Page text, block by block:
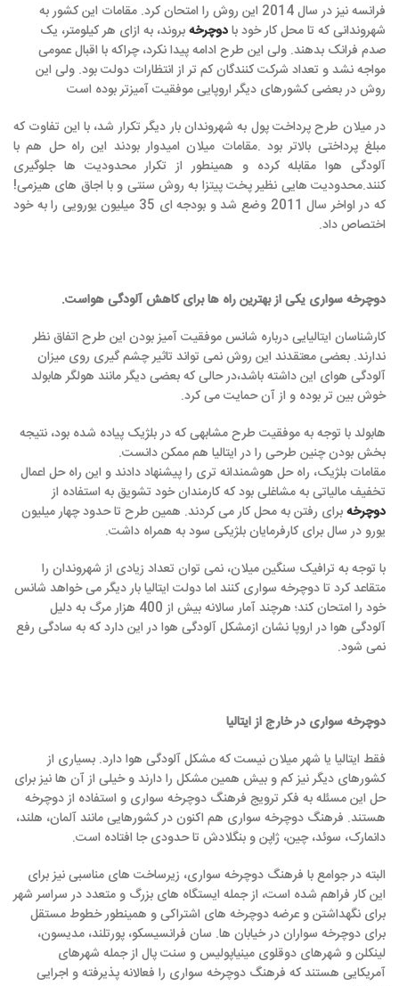
فرانسه نیز در سال 2014 این روش را امتحان کرد. مقامات این کشور به
شهروندانی که تا محل کار خود بادوچرخهبروند، به ازای هر کیلومتر، یک
صدم فرانک بدهند. ولی این طرح ادامه پیدا نکرد، چراکه با اقبال عمومی
مواجه نشد و تعداد شرکت کنندگان کم تر از انتظارات دولت بود. ولی این
روش در بعضی کشورهای دیگر اروپایی موفقیت آمیزتر بوده است
در میلان طرح پرداخت پول به شهروندان بار دیگر تکرار شد، با این تفاوت که
مبلغ پرداختی بالاتر بود .مقامات میلان امیدوار بودند این راه حل هم با
آلودگی هوا مقابله کرده و همینطور از تکرار محدودیت ها جلوگیری
کنند.محدودیت هایی نظیر پخت پیتزا به روش سنتی و با اجاق های هیزمی!
که در اواخر سال 2011 وضع شد و بودجه ای 35 میلیون یورویی را به خود
اختصاص داد.
دوچرخه سواری یکی از بهترین راه ها برای کاهش آلودگی هواست.
کارشناسان ایتالیایی درباره شانس موفقیت آمیز بودن این طرح اتفاق نظر
ندارند. بعضی معتقدند این روش نمی تواند تاثیر چشم گیری روی میزان
آلودگی هوای این داشته باشد،در حالی که بعضی دیگر مانند هولگر هابولد
خوش بین تر بوده و از آن حمایت می کرد.
هابولد با توجه به موفقیت طرح مشابهی که در بلژیک پیاده شده بود، نتیجه
بخش بودن چنین طرحی را در ایتالیا هم ممکن دانست.
مقامات بلژیک، راه حل هوشمندانه تری را پیشنهاد دادند و این راه حل اعمال
تخفیف مالیاتی به مشاغلی بود که کارمندان خود تشویق به استفاده از
دوچرخهبرای رفتن به محل کار می کردند. همین طرح تا حدود چهار میلیون
یورو در سال برای کارفرمایان بلژیکی سود به همراه داشت.
با توجه به ترافیک سنگین میلان، نمی توان تعداد زیادی از شهروندان را
متقاعد کرد تا دوچرخه سواری کنند اما دولت ایتالیا بار دیگر می خواهد شانس
خود را امتحان کند؛ هرچند آمار سالانه بیش از 400 هزار مرگ به دلیل
آلودگی هوا در اروپا نشان ازمشکل آلودگی هوا در این دارد که به سادگی رفع
نمی شود.
دوچرخه سواری در خارج از ایتالیا
فقط ایتالیا یا شهر میلان نیست که مشکل آلودگی هوا دارد. بسیاری از
کشورهای دیگر نیز کم و بیش همین مشکل را دارند و خیلی از آن ها نیز برای
حل این مسئله به فکر ترویج فرهنگ دوچرخه سواری و استفاده از دوچرخه
هستند. فرهنگ دوچرخه سواری هم اکنون در کشورهایی مانند آلمان، هلند،
دانمارک، سوئد، چین، ژاپن و بنگلادش تا حدودی جا افتاده است.
البته در جوامع با فرهنگ دوچرخه سواری، زیرساخت های مناسبی نیز برای
این کار فراهم شده است، از جمله ایستگاه های بزرگ و متعدد در سراسر شهر
برای نگهداشتن و عرضه دوچرخه های اشتراکی و همینطور خطوط مستقل
برای دوچرخه سواران در خیابان ها. سان فرانسیسکو، پورتلند، مدیسون،
لینکلن و شهرهای دوقلوی مینیاپولیس و سنت پال از جمله شهرهای
آمریکایی هستند که فرهنگ دوچرخه سواری را فعالانه پذیرفته و اجرایی